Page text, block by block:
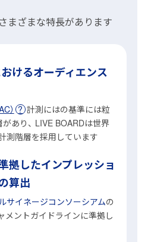
まざまな特長があります
けるオーディエンス
）
計測にはの基準には粒
あり、 LIVE BOARDは世界
測階層を採用しています
拠したインプレッショ
算出
サイネージコンソーシアムの
メントガイドラインに準拠し